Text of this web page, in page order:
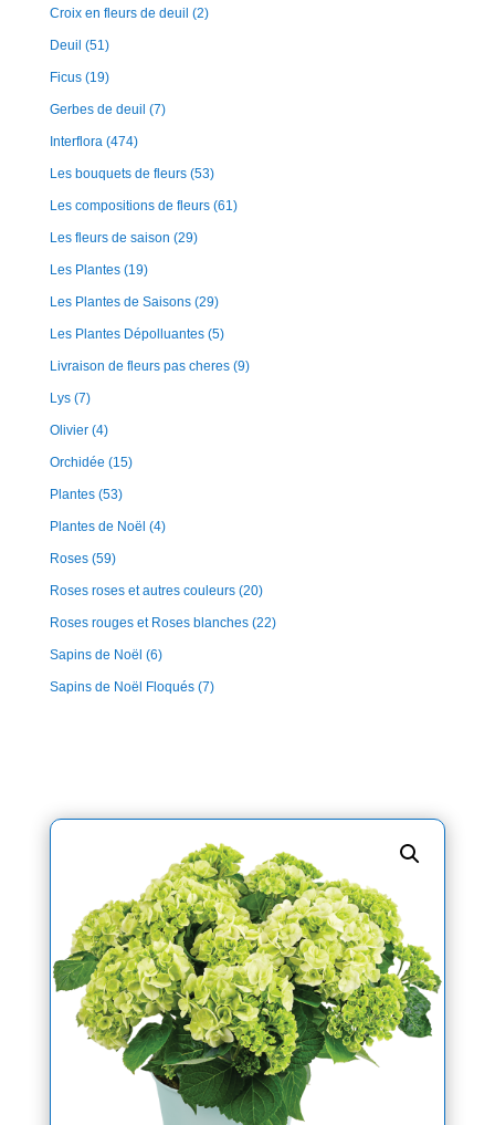
Croix en fleurs de deuil (2)
Deuil (51)
Ficus (19)
Gerbes de deuil (7)
Interflora (474)
Les bouquets de fleurs (53)
Les compositions de fleurs (61)
Les fleurs de saison (29)
Les Plantes (19)
Les Plantes de Saisons (29)
Les Plantes Dépolluantes (5)
Livraison de fleurs pas cheres (9)
Lys (7)
Olivier (4)
Orchidée (15)
Plantes (53)
Plantes de Noël (4)
Roses (59)
Roses roses et autres couleurs (20)
Roses rouges et Roses blanches (22)
Sapins de Noël (6)
Sapins de Noël Floqués (7)